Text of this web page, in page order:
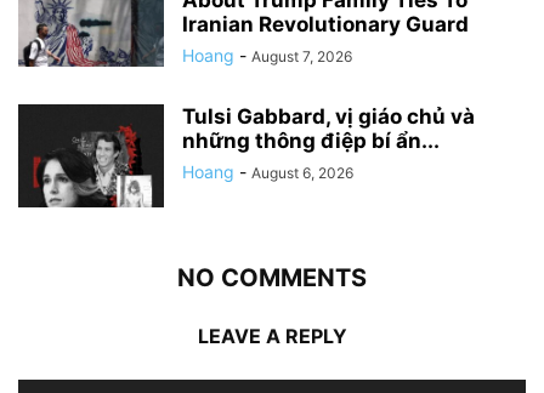
Iranian Revolutionary Guard
Hoang - August 7, 2026
Tulsi Gabbard, vị giáo chủ và
những thông điệp bí ẩn...
Hoang - August 6, 2026
NO COMMENTS
LEAVE A REPLY